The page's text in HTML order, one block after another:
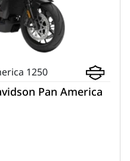
1250
Pan America